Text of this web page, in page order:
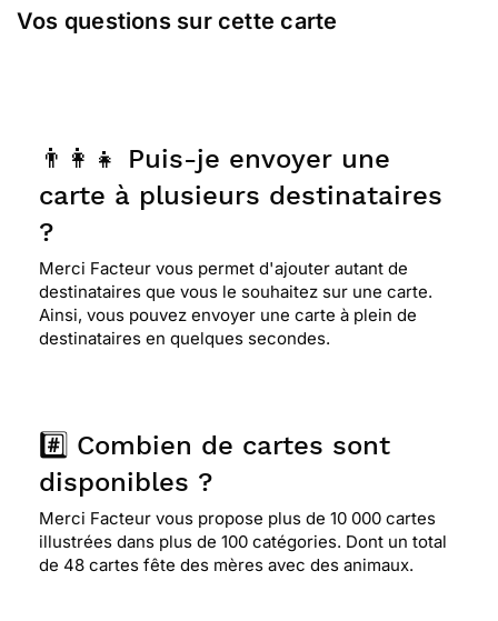
Vos questions sur cette carte
👨‍👩‍👧 Puis-je envoyer une
carte à plusieurs destinataires
?
Merci Facteur vous permet d'ajouter autant de
destinataires que vous le souhaitez sur une carte.
Ainsi, vous pouvez envoyer une carte à plein de
destinataires en quelques secondes.
#️⃣ Combien de cartes sont
disponibles ?
Merci Facteur vous propose plus de 10 000 cartes
illustrées dans plus de 100 catégories. Dont un total
de 48 cartes fête des mères avec des animaux.